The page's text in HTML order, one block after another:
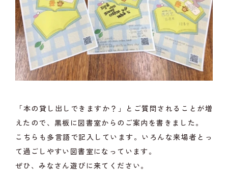
「本の貸し出しできますか？」とご質問されることが増
えたので、黒板に図書室からのご案内を書きました。
こちらも多言語で記入しています。いろんな来場者とっ
て過ごしやすい図書室になっています。
ぜひ、みなさん遊びに来てください。